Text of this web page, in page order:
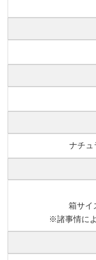
ナチュ
箱サイ
※諸事情に